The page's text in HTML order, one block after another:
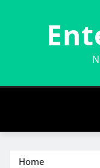
Home